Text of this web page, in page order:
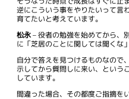
逆にこういう事をやりたいって言
育てたいと考えています。
松永– 役者の勉強を始めてから、
に「芝居のことに関しては聞くな
自分で答えを見つけるものなので
示してから質問しに来い、という
しています。
間違った場合、その都度ご指摘を